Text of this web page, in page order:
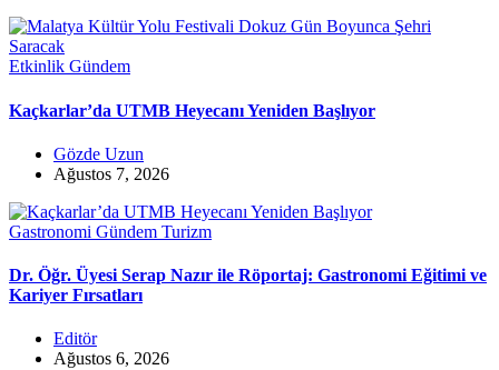
Etkinlik Gündem
Kaçkarlar’da UTMB Heyecanı Yeniden Başlıyor
Gözde Uzun
Ağustos 7, 2026
Gastronomi Gündem Turizm
Dr. Öğr. Üyesi Serap Nazır ile Röportaj: Gastronomi Eğitimi ve
Kariyer Fırsatları
Editör
Ağustos 6, 2026